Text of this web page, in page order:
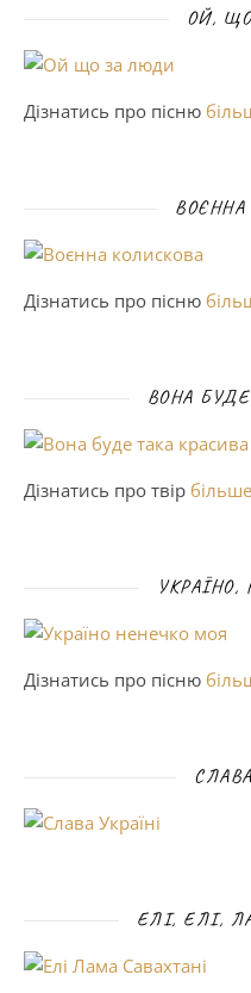
ОЙ,
Дізнатись про пісню
Дізнатись про пісню
ВОНА
Дізнатись про твір більше
Дізнатись про пісню
ЕЛІ, ЕЛІ,